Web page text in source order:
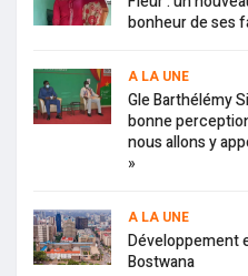
bonheur de ses
A LA UNE
Gle Barthélémy
bonne
nous allons y
»
A LA UNE
Développement
Bostwana